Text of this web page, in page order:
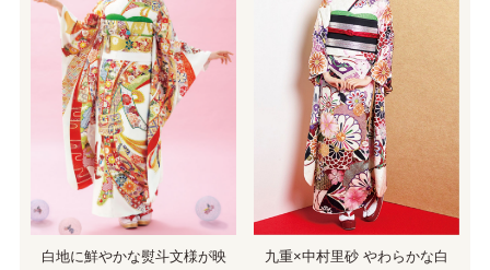
白地に鮮やかな熨斗文様が映
九重×中村里砂 やわらかな白